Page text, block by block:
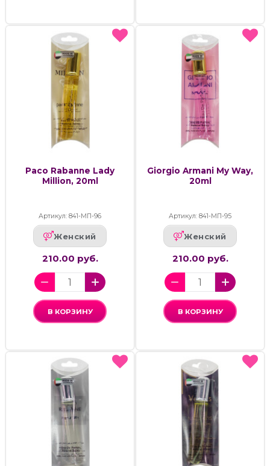
Paco Rabanne Lady
Million, 20ml
Артикул: 841-МП-96
Женский
210.00 руб.
В КОРЗИНУ
Giorgio Armani My Way,
20ml
Артикул: 841-МП-95
Женский
210.00 руб.
В КОРЗИНУ